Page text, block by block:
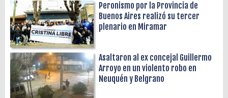
Peronismo por la Provincia de
Buenos Aires realizó su tercer
plenario en Miramar
Asaltaron al ex concejal Guillermo
Arroyo en un violento robo en
Neuquén y Belgrano